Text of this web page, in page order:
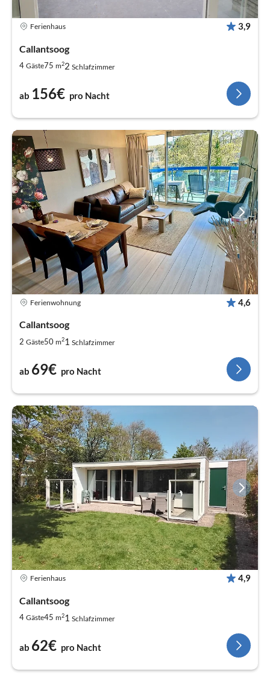
Ferienhaus 3,9
Callantsoog
4 Gäste75 m22 Schlafzimmer
ab 156€ pro Nacht
Ferienwohnung 4,6
Callantsoog
2 Gäste50 m21 Schlafzimmer
ab 69€ pro Nacht
Ferienhaus 4,9
Callantsoog
4 Gäste45 m21 Schlafzimmer
ab 62€ pro Nacht